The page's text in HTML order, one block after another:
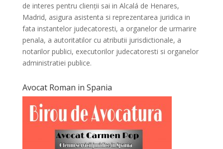
de interes pentru clienții sai in Alcalá de Henares,
Madrid, asigura asistenta si reprezentarea juridica in
fata instantelor judecatoresti, a organelor de urmarire
penala, a autoritatilor cu atributii jurisdictionale, a
notarilor publici, executorilor judecatoresti si organelor
administratiei publice.
Avocat Roman in Spania